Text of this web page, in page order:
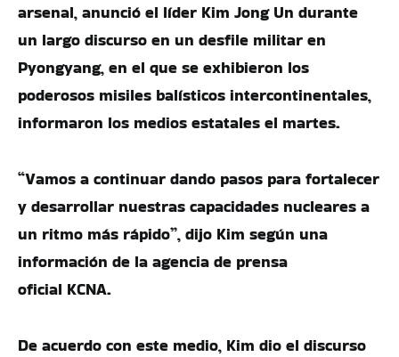
arsenal, anunció el líder Kim Jong Un durante
un largo discurso en un desfile militar en
Pyongyang, en el que se exhibieron los
poderosos misiles balísticos intercontinentales,
informaron los medios estatales el martes.
“Vamos a continuar dando pasos para fortalecer
y desarrollar nuestras capacidades nucleares a
un ritmo más rápido”, dijo Kim según una
información de la agencia de prensa
oficial KCNA.
De acuerdo con este medio, Kim dio el discurso